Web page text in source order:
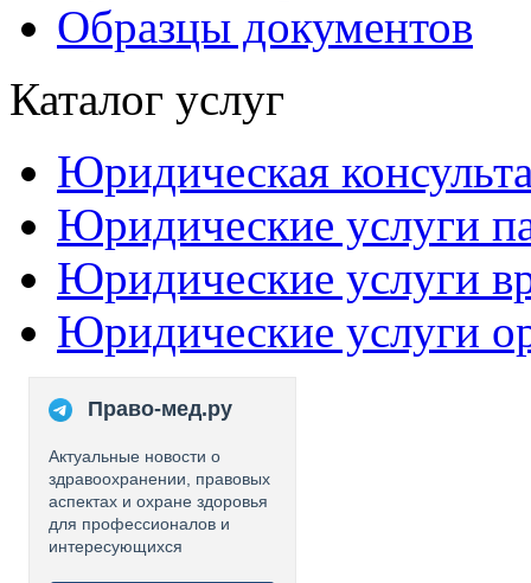
Образцы документов
Каталог услуг
Юридическая
Юридические услуги
Юридические услуги
Юридические услуги
Право-мед.ру
Актуальные новости о
здравоохранении, правовых
аспектах и охране здоровья
для профессионалов и
интересующихся